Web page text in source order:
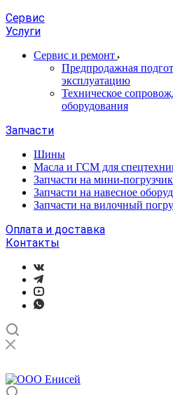
Сервис
Услуги
Сервис и ремонт
Предпродажная
эксплуатацию
Техническое
оборудования
Запчасти
Шины
Масла и ГСМ для
Запчасти на мини-
Запчасти на навесное
Запчасти на вилочный
Оплата и доставка
Контакты